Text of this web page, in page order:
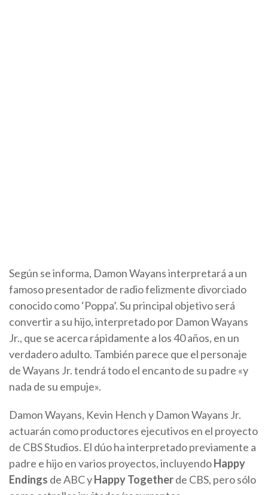
Según se informa, Damon Wayans interpretará a un
famoso presentador de radio felizmente divorciado
conocido como ‘Poppa’. Su principal objetivo será
convertir a su hijo, interpretado por Damon Wayans
Jr., que se acerca rápidamente a los 40 años, en un
verdadero adulto. También parece que el personaje
de Wayans Jr. tendrá todo el encanto de su padre «y
nada de su empuje».
Damon Wayans, Kevin Hench y Damon Wayans Jr.
actuarán como productores ejecutivos en el proyecto
de CBS Studios. El dúo ha interpretado previamente a
padre e hijo en varios proyectos, incluyendoHappy
Endings de ABC yHappy Togetherde CBS, pero sólo